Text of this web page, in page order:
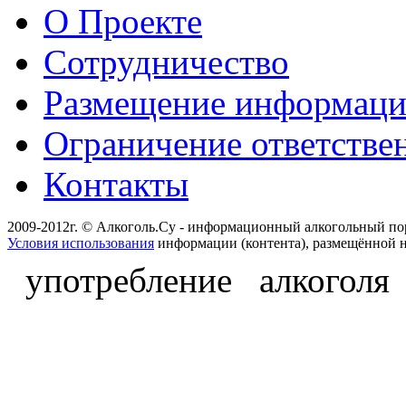
О Проекте
Сотрудничество
Размещение
Ограничение
Контакты
2009-2012г. © Алкоголь.Су - информационный алкогольный
Условия использования информации (контента), размещённой
употребление